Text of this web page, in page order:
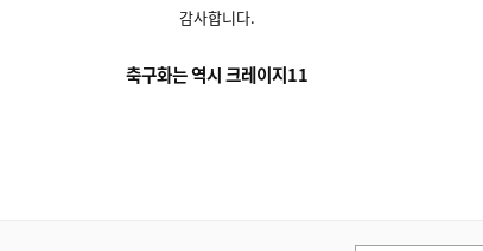
감사합니다.
축구화는 역시 크레이지11